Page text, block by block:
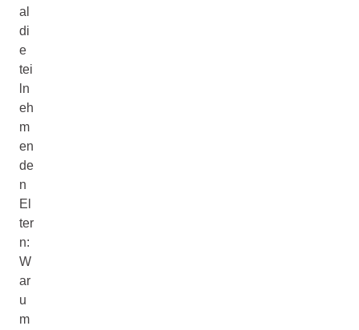
al
di
e
tei
ln
eh
m
en
de
n
El
ter
n:
W
ar
u
m